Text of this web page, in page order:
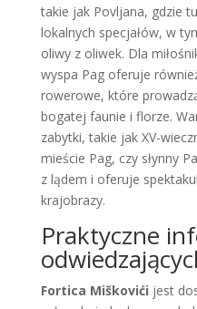
takie jak Povljana, gdzie
lokalnych specjałów, w
oliwy z oliwek. Dla
wyspa Pag oferuje
rowerowe, które
bogatej faunie i florze.
zabytki, takie jak XV-
mieście Pag, czy słynny
z lądem i oferuje
krajobrazy.
Praktyczne
Fortica Miškovići jest